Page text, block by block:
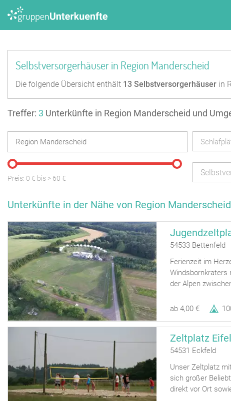
Selbstversorgerhäuser in Region Manderscheid
Die folgende Übersicht enthält 13 Selbstversorgerhäuser in
Treffer: 3 Unterkünfte in Region Manderscheid und
Preis: 0 € bis > 60 €
Unterkünfte in der Nähe von Region Manderscheid
54533 Bettenfeld
Ferienzeit im
Windsbornkraters
der Alpen
ab 4,00 €
Zeltplatz
54531 Eckfeld
Unser Zeltplatz
sich großer
direkt vor Ort